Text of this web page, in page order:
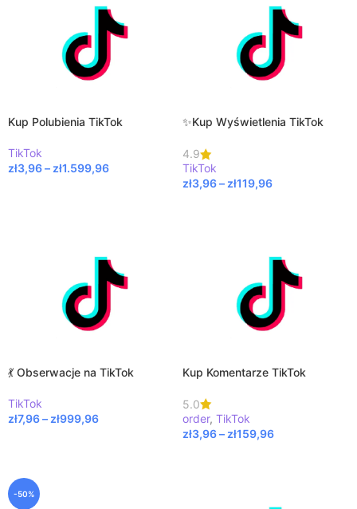
Kup Polubienia TikTok
TikTok
zł3,96– zł1.599,96
✨Kup Wyświetlenia TikTok
4.9
TikTok
zł3,96– zł119,96
💃 Obserwacje na TikTok
TikTok
zł7,96– zł999,96
Kup Komentarze TikTok
5.0
order, TikTok
zł3,96– zł159,96
-50%